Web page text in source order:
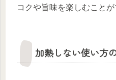
コクや旨味を楽しむことが
加熱しない使い方